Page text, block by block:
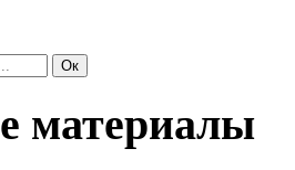
Ок
материалы